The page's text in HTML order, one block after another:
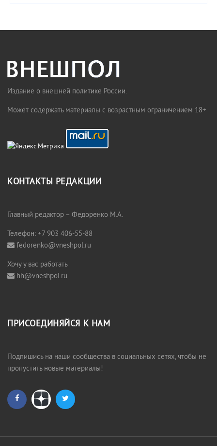
Издание о внешней политике России.
Может содержать материалы с возрастным ограничением 18+
КОНТАКТЫ РЕДАКЦИИ
Главный редактор – Федоренко М.А.
Телефон: +7 903 406-55-88
fedorenko@vneshpol.ru
Хочу у вас работать
hh@vneshpol.ru
ПРИСОЕДИНЯЙСЯ К НАМ
Подпишись на наши сообщества в социальных сетях, чтобы не
пропустить новые материалы!